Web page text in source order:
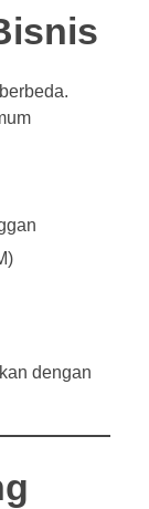
dengan